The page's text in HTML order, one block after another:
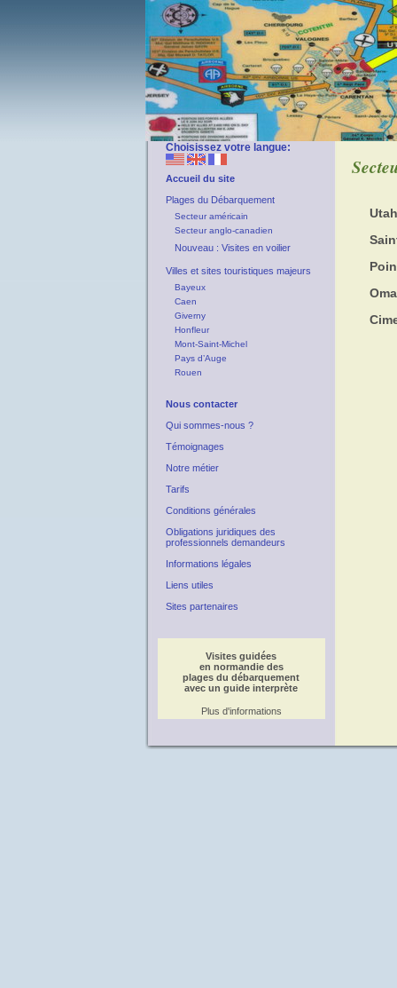
Choisissez votre langue:
Accueil du site
Plages du Débarquement
Secteur américain
Secteur anglo-canadien
Nouveau : Visites en voilier
Villes et sites touristiques majeurs
Bayeux
Caen
Giverny
Honfleur
Mont-Saint-Michel
Pays d’Auge
Rouen
Nous contacter
Qui sommes-nous ?
Témoignages
Notre métier
Tarifs
Conditions générales
Obligations juridiques des
professionnels demandeurs
Informations légales
Liens utiles
Sites partenaires
Visites guidées
en normandie des
plages du débarquement
avec un guide interprète
Plus d'informations
Utah